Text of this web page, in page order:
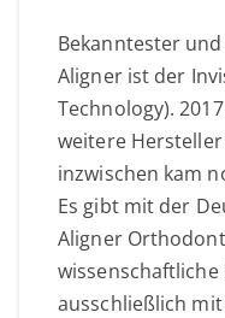
Bekanntester
Aligner ist der
Technology).
weitere
inzwischen kam
Es gibt mit der
Aligner
wissenschaftliche
ausschließlich